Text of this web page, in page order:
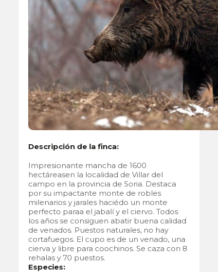
Descripción de la finca:
Impresionante mancha de 1600
hectáreasen la localidad de Villar del
campo en la provincia de Soria. Destaca
por su impactante monte de robles
milenarios y jarales haciédo un monte
perfecto paraa el jabalí y el ciervo. Todos
los años se consiguen abatir buena calidad
de venados. Puestos naturales, no hay
cortafuegos. El cupo es de un venado, una
cierva y libre para coochinos. Se caza con 8
rehalas y 70 puestos.
Especies: